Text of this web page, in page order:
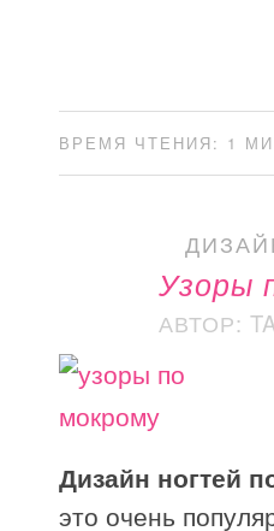
ВРЕМЯ ЧТЕНИЯ: 1
Узоры
АВТОР:
Дизайн ногтей
это очень